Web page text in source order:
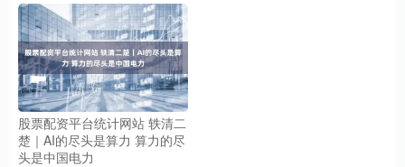
股票配资平台统计网站 轶清二
楚｜AI的尽头是算力 算力的尽
头是中国电力